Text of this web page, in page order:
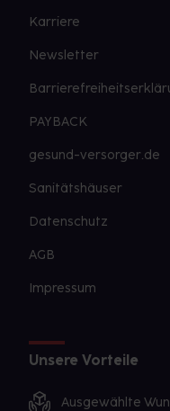
Karriere
Newsletter
PAYBACK
gesund-versorger.de
Sanitätshäuser
Datenschutz
AGB
Impressum
Unsere Vorteile
Ausgewählte